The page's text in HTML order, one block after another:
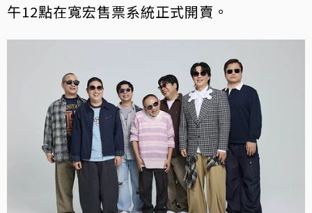
午12點在寬宏售票系統正式開賣。